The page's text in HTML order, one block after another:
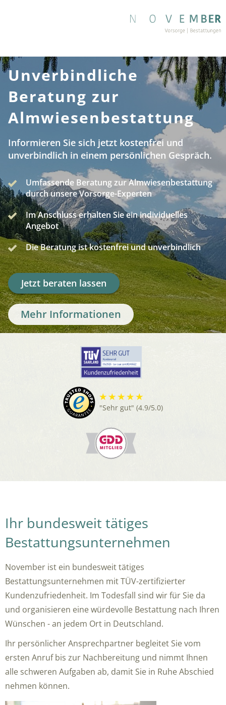
Unverbindliche
Beratung zur
Almwiesenbestattung
Informieren Sie sich jetzt kostenfrei und
unverbindlich in einem persönlichen Gespräch.
Umfassende Beratung zur Almwiesenbestattung
durch unsere Vorsorge-Experten
Im Anschluss erhalten Sie ein individuelles
Angebot
Die Beratung ist kostenfrei und unverbindlich
Jetzt beraten lassen
Mehr Informationen
"Sehr gut" (4.9/5.0)
Ihr bundesweit tätiges
Bestattungsunternehmen
November ist ein bundesweit tätiges
Bestattungsunternehmen mit TÜV-zertifizierter
Kundenzufriedenheit. Im Todesfall sind wir für Sie da
und organisieren eine würdevolle Bestattung nach Ihren
Wünschen - an jedem Ort in Deutschland.
Ihr persönlicher Ansprechpartner begleitet Sie vom
ersten Anruf bis zur Nachbereitung und nimmt Ihnen
alle schweren Aufgaben ab, damit Sie in Ruhe Abschied
nehmen können.